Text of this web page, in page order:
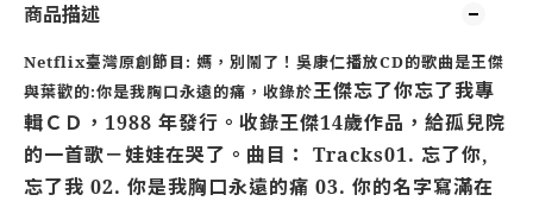
商品描述
Netflix臺灣原創節目: 媽，別鬧了！吳康仁播放CD的歌曲是王傑
與葉歡的:你是我胸口永遠的痛，收錄於王傑忘了你忘了我專
輯ＣＤ，1988 年發行。收錄王傑14歲作品，給孤兒院
的一首歌－娃娃在哭了。曲目： Tracks01. 忘了你,
忘了我 02. 你是我胸口永遠的痛 03. 你的名字寫滿在